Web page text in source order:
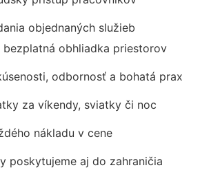
objednaných služieb
bezplatná obhliadka priestorov
odbornosť a bohatá prax
za víkendy, sviatky či noc
nákladu v cene
poskytujeme aj do zahraničia